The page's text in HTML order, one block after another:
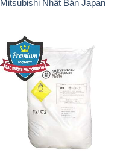
Mitsubishi Nhật Bản Japan